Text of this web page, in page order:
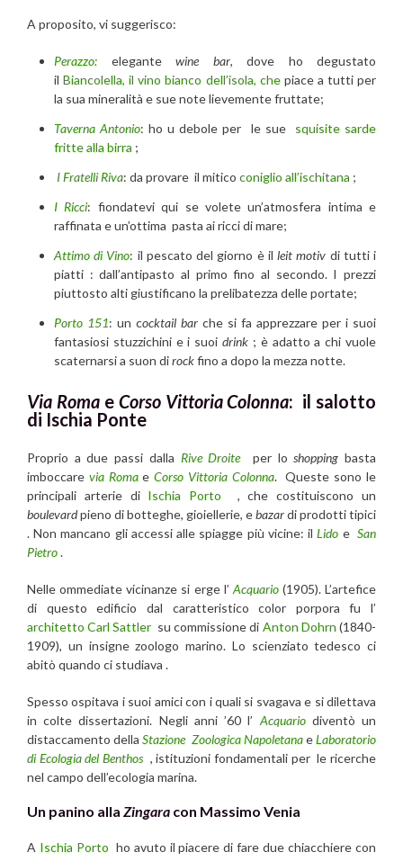
A proposito, vi suggerisco:
Perazzo: elegante wine bar, dove ho degustato
ilBiancolella, il vino bianco dell’isola, chepiace a tutti per
la sua mineralità e sue note lievemente fruttate;
Taverna Antonio: ho u debole per le sue squisite sarde
fritte alla birra ;
I Fratelli Riva: da provare il mitico coniglio all’ischitana ;
I Ricci: fiondatevi qui se volete un’atmosfera intima e
raffinata e un’ottima pasta ai ricci di mare;
Attimo di Vino: il pescato del giorno è illeit motiv di tutti i
piatti : dall’antipasto al primo fino al secondo. I prezzi
piuttosto alti giustificano la prelibatezza delle portate;
Porto 151: un cocktail bar che si fa apprezzare per i suoi
fantasiosi stuzzichini e i suoidrink ; è adatto a chi vuole
scaternarsi a suon dirockfino a dopo la mezza notte.
Via Romae Corso Vittoria Colonna: il salotto
di Ischia Ponte
Proprio a due passi dalla Rive Droite per loshoppingbasta
imboccare via Roma eCorso Vittoria Colonna. Queste sono le
principali arterie di Ischia Porto , che costituiscono un
boulevardpieno di botteghe, gioiellerie, ebazardi prodotti tipici
. Non mancano gli accessi alle spiagge più vicine: ilLido eSan
Pietro.
Nelle ommediate vicinanze si erge l’ Acquario(1905). L’artefice
di questo edificio dal caratteristico color porpora fu l’
architetto Carl Sattler su commissione di Anton Dohrn (1840-
1909), un insigne zoologo marino. Lo scienziato tedesco ci
abitò quando ci studiava .
Spesso ospitava i suoi amici con i quali si svagava e si dilettava
in colte dissertazioni. Negli anni ’60 l’ Acquario diventò un
distaccamento dellaStazione Zoologica NapoletanaeLaboratorio
di Ecologia del Benthos , istituzioni fondamentali per le ricerche
nel campo dell’ecologia marina.
Un panino alla Zingara con Massimo Venia
A Ischia Porto ho avuto il piacere di fare due chiacchiere con